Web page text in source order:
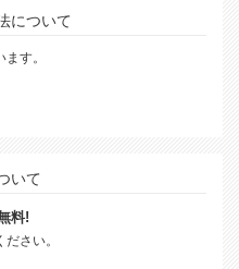
について
す。
いて
料!
ださい。